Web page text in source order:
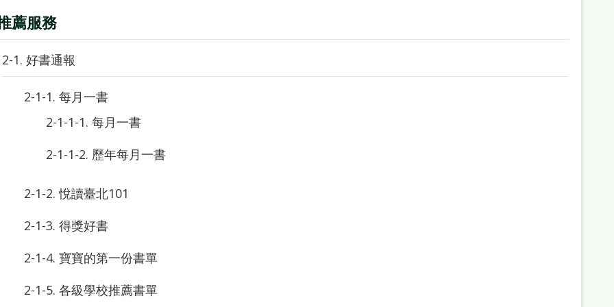
薦服務
2-1. 好書通報
2-1-1. 每月一書
2-1-1-1. 每月一書
2-1-1-2. 歷年每月一書
2-1-2. 悅讀臺北101
2-1-3. 得獎好書
2-1-4. 寶寶的第一份書單
2-1-5. 各級學校推薦書單